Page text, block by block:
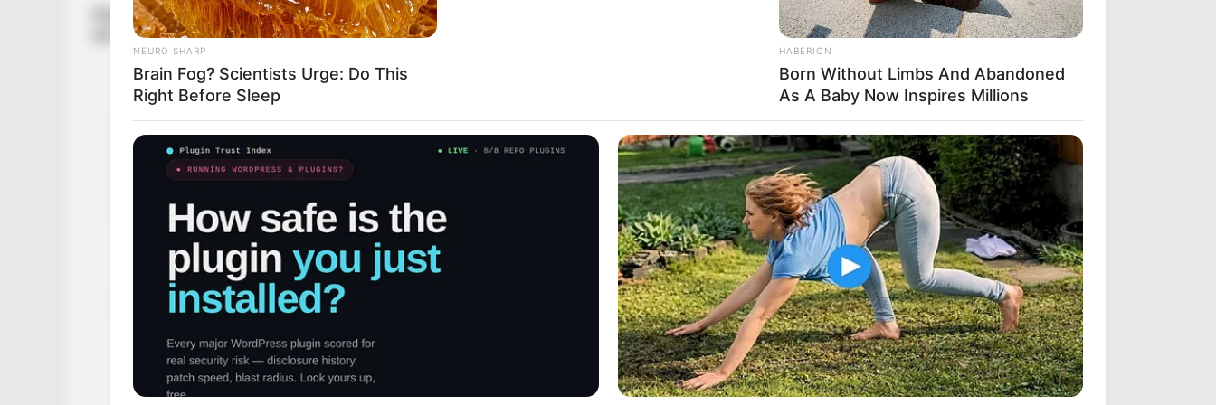
Zsírembólia akkor alakulhat ki, amikor zsír kerül a véráramba, és elzárhatja a tüdő egyik artériáját,
ami súlyos légzési elégtelenséghez vagy halálhoz vezethet.
NEURO SHARP
Brain Fog? Scientists Urge: Do This
Right Before Sleep
HABERION
Born Without Limbs And Abandoned
As A Baby Now Inspires Millions